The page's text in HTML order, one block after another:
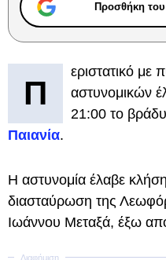
Προσθήκη
Π
εριστατικό με
αστυνομικών
21:00 το
Παιανία.
Η αστυνομία έλαβε
διασταύρωση της
Ιωάννου Μεταξά, έξω